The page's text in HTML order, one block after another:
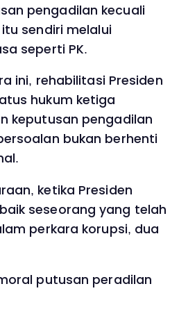
pengadilan kecuali
sendiri melalui
seperti PK.
ini, rehabilitasi Presiden
hukum ketiga
keputusan pengadilan
bukan berhenti
ketika Presiden
seseorang yang telah
perkara korupsi, dua
putusan peradilan